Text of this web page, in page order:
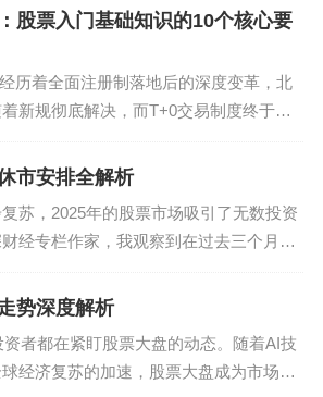
中度超标时就埋下伏笔。
的生存密码——反人性训练营
"行情的老手都知道，凌晨三点盯
最容易崩溃。建立交易纪律要从
除行情推送软件，用定时器锁定
设置"冷静书桌"（专属分析区域）
出23%，因为这里禁止手机登陆
窗口提前至...
股票入门基础知识的10个核心要
历着全面注册制落地后的深度变革，北
新规彻底解决，而T+0交易制度终于在
掌握股票基...
市安排全解析
苏，2025年的股票市场吸引了无数投资
经专栏作家，我观察到在过去三个月
接影响着投资策...
势深度解析
者都在紧盯股票大盘的动态。随着AI技
经济复苏的加速，股票大盘成为市场风